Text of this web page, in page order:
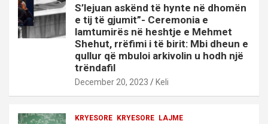
S’lejuan askënd të hynte në dhomën
e tij të gjumit”- Ceremonia e
lamtumirës në heshtje e Mehmet
Shehut, rrëfimi i të birit: Mbi dheun e
qullur që mbuloi arkivolin u hodh një
trëndafil
December 20, 2023 Keli
KRYESORE KRYESORE LAJME